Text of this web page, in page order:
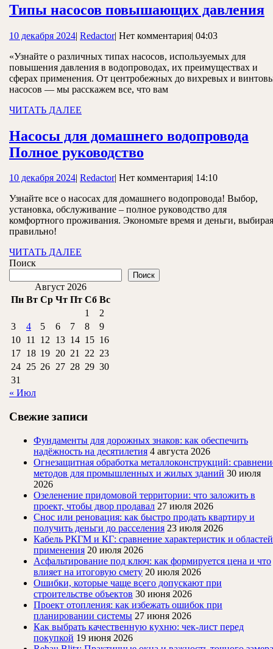
Типы насосов повышающих давления
10 декабря 202410
2024
| RedactorRedactor
| Нет комментария| 04:03
«Узнайте о различных типах насосов, используемых для
повышения давления в водопроводах, их преимуществах и
сферах применения. От центробежных до вихревых и
насосов — мы расскажем все, что вам
ЧИТАТЬ ДАЛЕЕ
Насосы для домашнего водопровода
Полное руководство
домашнего
водопровода
Полное
10 декабря 202410
2024
RedactorRedactor
| Нет комментария 14:10
Узнайте все о насосах для домашнего водопровода! Выбор,
установка, обслуживание – полное руководство для
комфортного проживания. Экономьте время и деньги, выбирая
правильно!
ЧИТАТЬ ДАЛЕЕ
Поиск
Поиск
Август 2026
Пн Вт Ср Чт Пт Сб Вс
1
2
3
4 5 6 7 8
9
10 11 12 13 14 15 16
17 18 19 20 21 22 23
24 25 26 27 28 29 30
31
« Июл
Свежие записи
Фундаменты для дорожных знаков: как обеспечить
надёжность на десятилетия 4 августа 2026
Огнезащитная обработка металлоконструкций:
методов для промышленных и жилых зданий 30 июля
2026
Озеленение придомовой территории: что заложить в
проект, чтобы двор продавал 27 июля 2026
Снос или реновация: как быстро продать квартиру и
получить деньги до расселения 23 июля 2026
Кабель РКГМ и КГ: сравнение характеристик и областей
применения 20 июля 2026
Асфальтирование под ключ: как формируется цена и что
влияет на итоговую смету 20 июля 2026
Ошибки, которые чаще всего допускают при
строительстве объектов 30 июня 2026
Проект отопления: как избежать ошибок при
планировании системы 27 июня 2026
Как выбрать качественную кухню: чек-лист перед
покупкой 19 июня 2026